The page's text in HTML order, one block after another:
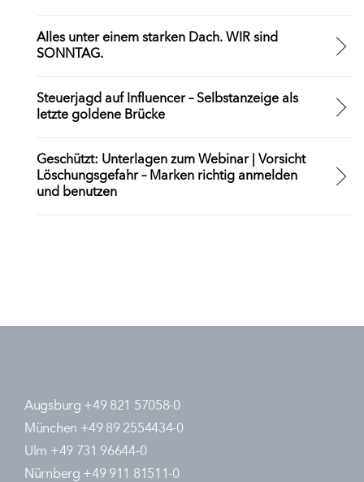
Alles unter einem starken Dach. WIR sind
SONNTAG.
Steuerjagd auf Influencer – Selbstanzeige als
letzte goldene Brücke
Geschützt: Unterlagen zum Webinar | Vorsicht
Löschungsgefahr – Marken richtig anmelden
und benutzen
Augsburg +49 821 57058-0
München +49 89 2554434-0
Ulm +49 731 96644-0
Nürnberg +49 911 81511-0